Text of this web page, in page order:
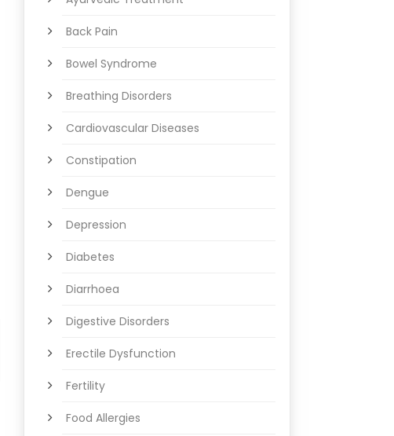
Back Pain
Bowel Syndrome
Breathing Disorders
Cardiovascular Diseases
Constipation
Dengue
Depression
Diabetes
Diarrhoea
Digestive Disorders
Erectile Dysfunction
Fertility
Food Allergies